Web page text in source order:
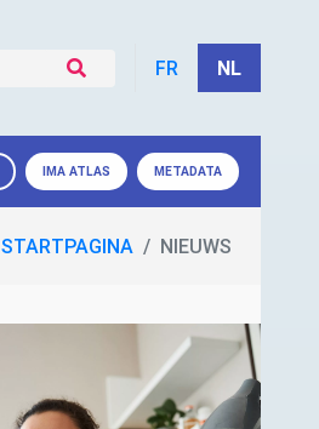
FR NL
IMA ATLAS METADATA
STARTPAGINA NIEUWS